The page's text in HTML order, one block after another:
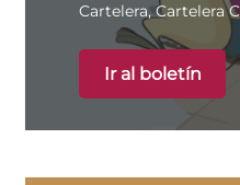
Cartelera,Cartelera
Ir al boletín